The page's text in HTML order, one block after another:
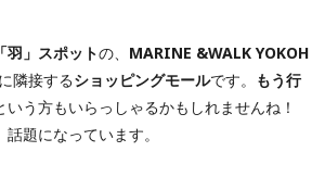
「羽」スポットの、 MARINE &WALK YOKOH
隣接するショッピングモールです。 もう行
いう方もいらっしゃるかもしれませんね！
題になっています。